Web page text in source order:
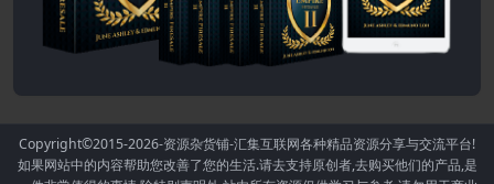
Copyright©2015-2026-资源杂货铺-汇集互联网各种精品资源分享与交流平台!
如果网站中的内容帮助您改善了您的生活.请去支持原创者,去购买他们的产品,是